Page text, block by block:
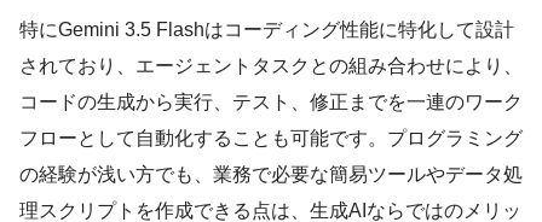
特にGemini 3.5 Flashはコーディング性能に特化して設計
されており、エージェントタスクとの組み合わせにより、
コードの生成から実行、テスト、修正までを一連のワーク
フローとして自動化することも可能です。プログラミング
の経験が浅い方でも、業務で必要な簡易ツールやデータ処
理スクリプトを作成できる点は、生成AIならではのメリッ